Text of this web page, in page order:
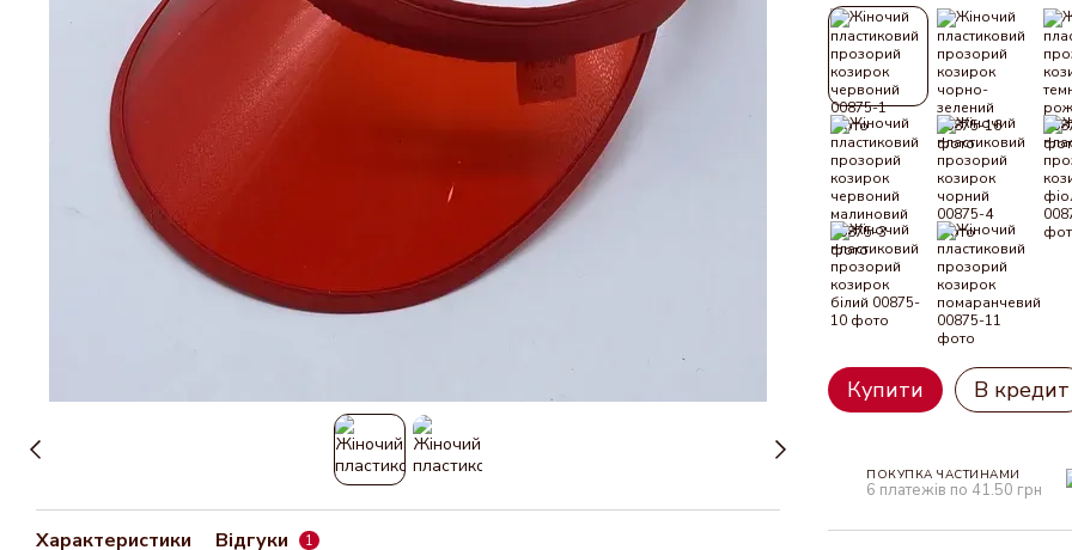
Характеристики Відгуки 1
Купити В кредит
ПОКУПКА ЧАСТИНАМИ
6 платежів по 41.50 грн